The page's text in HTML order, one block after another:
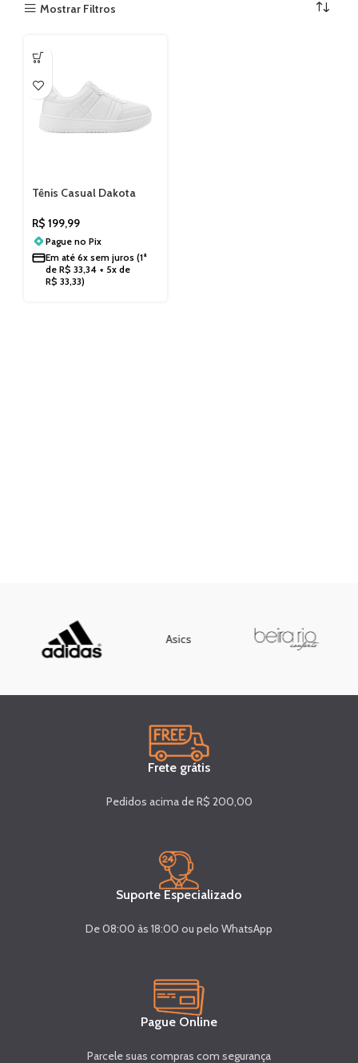
Mostrar Filtros
Tênis Casual Dakota
R$ 199,99
Pague no Pix
Em até 6x sem juros (1ª
de R$ 33,34 + 5x de
R$ 33,33)
Asics
Frete grátis
Pedidos acima de R$ 200,00
Suporte Especializado
De 08:00 às 18:00 ou pelo WhatsApp
Pague Online
Parcele suas compras com segurança